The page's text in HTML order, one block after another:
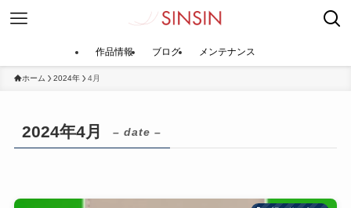
作品情報 ブログ メンテナンス
ホーム 2024年 4月
2024年4月 – date –